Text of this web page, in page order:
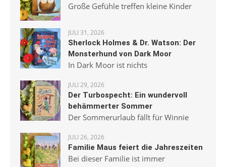
Große Gefühle treffen kleine Kinder
JULI 31, 2026
Sherlock Holmes & Dr. Watson: Der
Monsterhund von Dark Moor
In Dark Moor ist nichts
JULI 29, 2026
Der Turbospecht: Ein wundervoll
behämmerter Sommer
Der Sommerurlaub fällt für Winnie
JULI 26, 2026
Familie Maus feiert die Jahreszeiten
Bei dieser Familie ist immer